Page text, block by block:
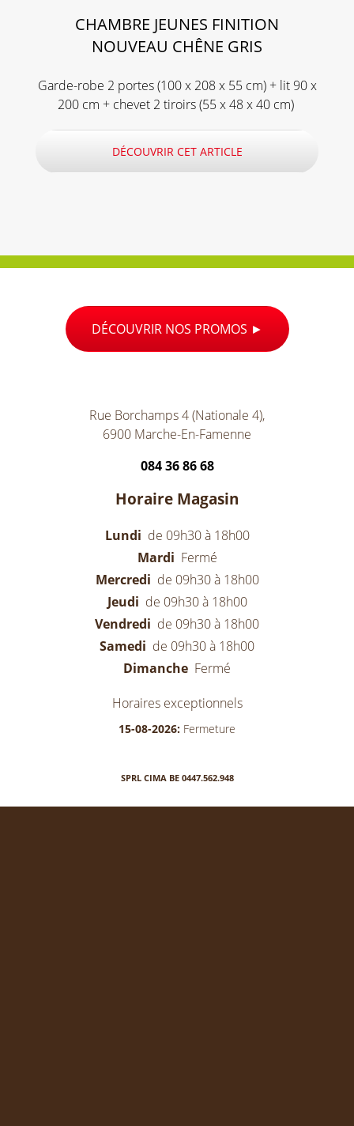
CHAMBRE JEUNES FINITION
NOUVEAU CHÊNE GRIS
Garde-robe 2 portes (100 x 208 x 55 cm) + lit 90 x
200 cm + chevet 2 tiroirs (55 x 48 x 40 cm)
DÉCOUVRIR CET ARTICLE
DÉCOUVRIR NOS PROMOS
Rue Borchamps 4 (Nationale 4),
6900 Marche-En-Famenne
084 36 86 68
Horaire Magasin
Lundi de 09h30 à 18h00
Mardi Fermé
Mercredi de 09h30 à 18h00
Jeudi de 09h30 à 18h00
Vendredi de 09h30 à 18h00
Samedi de 09h30 à 18h00
Dimanche Fermé
Horaires exceptionnels
15-08-2026: Fermeture
SPRL CIMA BE 0447.562.948